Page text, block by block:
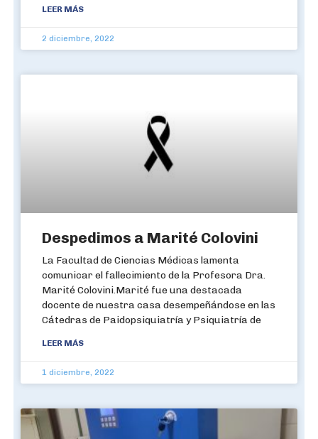
LEER MÁS
2 diciembre, 2022
Despedimos a Marité Colovini
La Facultad de Ciencias Médicas lamenta
comunicar el fallecimiento de la Profesora Dra.
Marité Colovini.Marité fue una destacada
docente de nuestra casa desempeñándose en las
Cátedras de Paidopsiquiatría y Psiquiatría de
LEER MÁS
1 diciembre, 2022